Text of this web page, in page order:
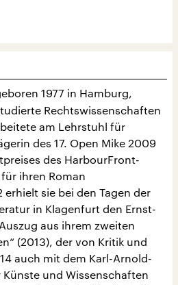
1977 in Hamburg,
Rechtswissenschaften
am Lehrstuhl für
des 17. Open Mike 2009
des HarbourFront-
ihren Roman
erhielt sie bei den Tagen der
in Klagenfurt den Ernst-
aus ihrem zweiten
(2013), der von Kritik und
auch mit dem Karl-Arnold-
Künste und Wissenschaften